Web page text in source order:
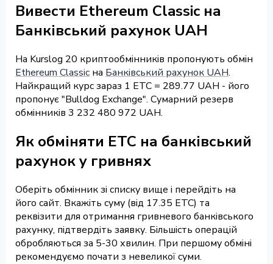
Вивести Ethereum Classic на
Банківський рахунок UAH
На Kurslog 20 криптообмінників пропонують обмін
Ethereum Classic на Банківський рахунок UAH.
Найкращий курс зараз 1 ETC = 289.77 UAH - його
пропонує "Bulldog Exchange". Сумарний резерв
обмінників 3 232 480 972 UAH.
Як обміняти ETC на банківський
рахунок у гривнях
Оберіть обмінник зі списку вище і перейдіть на
його сайт. Вкажіть суму (від 17.35 ETC) та
реквізити для отримання гривневого банківського
рахунку, підтвердіть заявку. Більшість операцій
обробляються за 5-30 хвилин. При першому обміні
рекомендуємо почати з невеликої суми.